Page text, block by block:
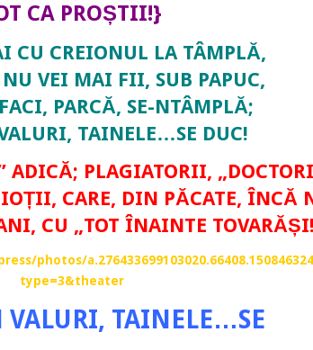
CA PROȘTII!}
CU CREIONUL LA TÂMPLĂ,
NU VEI MAI FII, SUB PAPUC,
PARCĂ, SE-NTÂMPLĂ;
TAINELE…SE DUC!
ADICĂ; PLAGIATORII,
CARE, DIN PĂCATE, ÎNCĂ
CU „TOT ÎNAINTE
photos/
type=3&theater
VALURI, TAINELE…SE